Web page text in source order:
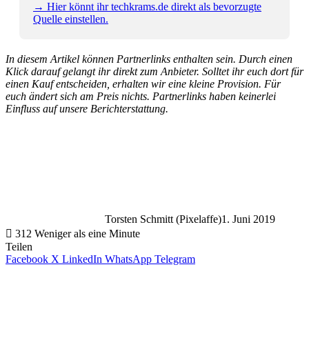
→ Hier könnt ihr techkrams.de direkt als bevorzugte
Quelle einstellen.
In diesem Artikel können Partnerlinks enthalten sein. Durch einen
Klick darauf gelangt ihr direkt zum Anbieter. Solltet ihr euch dort für
einen Kauf entscheiden, erhalten wir eine kleine Provision. Für
euch ändert sich am Preis nichts. Partnerlinks haben keinerlei
Einfluss auf unsere Berichterstattung.
Torsten Schmitt (Pixelaffe)1. Juni 2019
312 Weniger als eine Minute
Teilen
Facebook X LinkedIn WhatsApp Telegram